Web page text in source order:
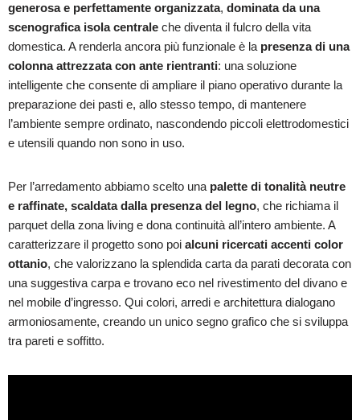
generosa e perfettamente organizzata, dominata da una
scenografica isola centrale che diventa il fulcro della vita
domestica. A renderla ancora più funzionale è la presenza di una
colonna attrezzata con ante rientranti: una soluzione
intelligente che consente di ampliare il piano operativo durante la
preparazione dei pasti e, allo stesso tempo, di mantenere
l’ambiente sempre ordinato, nascondendo piccoli elettrodomestici
e utensili quando non sono in uso.
Per l’arredamento abbiamo scelto una palette di tonalità neutre
e raffinate, scaldata dalla presenza del legno, che richiama il
parquet della zona living e dona continuità all’intero ambiente. A
caratterizzare il progetto sono poi alcuni ricercati accenti color
ottanio, che valorizzano la splendida carta da parati decorata con
una suggestiva carpa e trovano eco nel rivestimento del divano e
nel mobile d’ingresso. Qui colori, arredi e architettura dialogano
armoniosamente, creando un unico segno grafico che si sviluppa
tra pareti e soffitto.